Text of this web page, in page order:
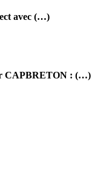
avec (…)
CAPBRETON : (…)